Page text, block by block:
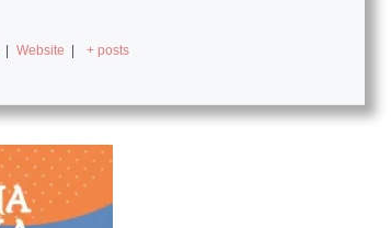
Website + posts